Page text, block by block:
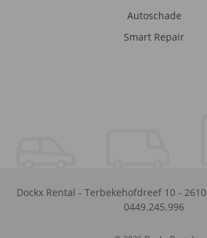
Autoschade
Smart Repair
Dockx Rental - Terbekehofdreef 10 - 2610
0449.245.996